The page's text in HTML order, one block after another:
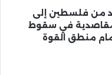
من فلسطين إلى
مقاصدية في سقوط
منطق القوة